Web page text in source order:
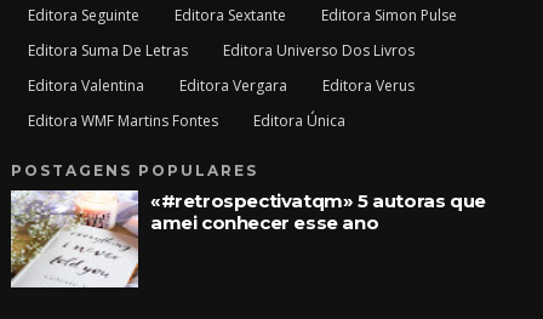
Editora Seguinte
Editora Sextante
Editora Simon Pulse
Editora Suma De Letras
Editora Universo Dos Livros
Editora Valentina
Editora Vergara
Editora Verus
Editora WMF Martins Fontes
Editora Única
POSTAGENS POPULARES
«#retrospectivatqm» 5 autoras que
amei conhecer esse ano